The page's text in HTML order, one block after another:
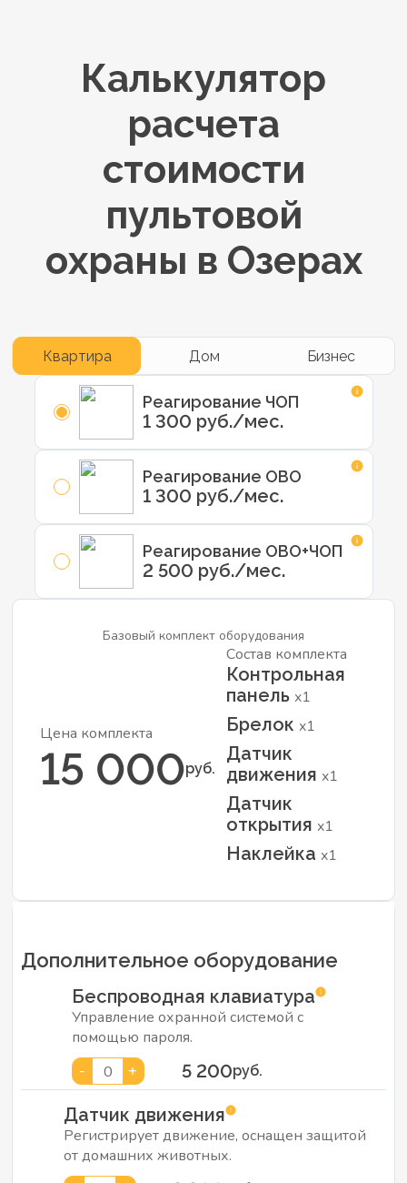
Калькулятор
расчета
стоимости
пультовой
охраны в Озерах
Квартира Дом Бизнес
Реагирование ЧОП
1 300 руб./мес.
Реагирование ОВО
1 300 руб./мес.
Реагирование ОВО+ЧОП
2 500 руб./мес.
Базовый комплект оборудования
Состав комплекта
Контрольная
панельx1
Брелокx1
Датчик
движенияx1
Датчик
открытияx1
Наклейкаx1
Цена комплекта
15 000руб.
Дополнительное оборудование
Беспроводная клавиатура
Управление охранной системой с
помощью пароля.
-
0 + 5 200руб.
Датчик движения
Регистрирует движение, оснащен защитой
от домашних животных.